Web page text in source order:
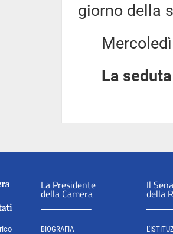
giorno della
Mercoledì
La
La Presidente
della Camera
BIOGRAFIA
Il
della